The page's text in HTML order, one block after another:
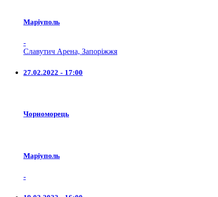
Маріуполь
-
Славутич Арена, Запоріжжя
27.02.2022 - 17:00
Чорноморець
Маріуполь
-